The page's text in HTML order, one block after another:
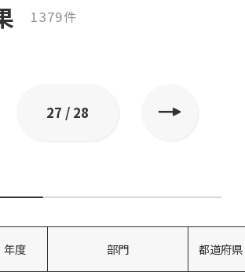
会長賞
1379件
27 / 28
年度 部門 都道府県